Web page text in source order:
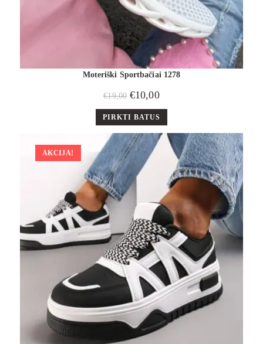
Moteriški Sportbačiai 1278
€19,00 €10,00
PIRKTI BATUS
AKCIJA!